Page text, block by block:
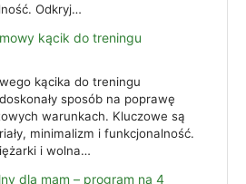
Odkryj…
kącik do treningu
kącika do treningu
sposób na poprawę
warunkach. Kluczowe są
minimalizm i funkcjonalność.
i wolna…
dla mam – program na 4